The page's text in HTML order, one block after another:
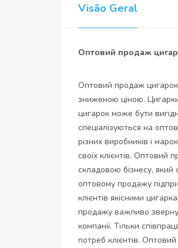
Visão Geral
Оптовий продаж
Оптовий продаж цигарок
зниженою ціною.
цигарок може бути
спеціалізуються на
різних виробників і
своїх клієнтів.
складовою бізнесу, який
оптовому продажу
клієнтів якісними
продажу важливо
компанії. Тільки
потреб клієнтів.